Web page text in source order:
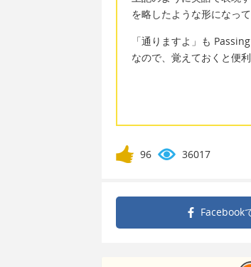
を略したような形になって
「通りますよ」も
なので、覚えておくと便
96 36017
Facebook